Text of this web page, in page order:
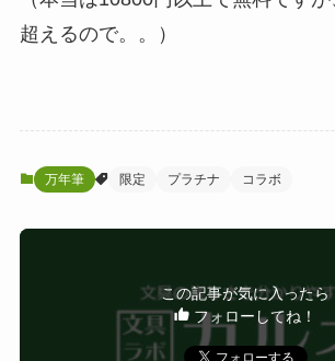
超えるので。。）
万年筆 限定 プラチナ コラボ
この記事が気に入ったら
フォローしてね！